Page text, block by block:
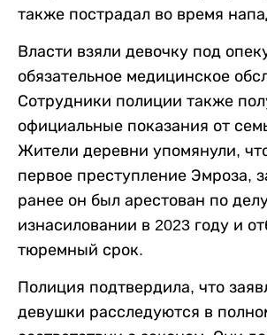
также пострадал во время
Власти взяли девочку под
обязательное медицинское
Сотрудники полиции также
официальные показания от
Жители деревни упомянули,
первое преступление Эмроза,
ранее он был арестован по
изнасиловании в 2023 году и
тюремный срок.
Полиция подтвердила, что
девушки расследуются в